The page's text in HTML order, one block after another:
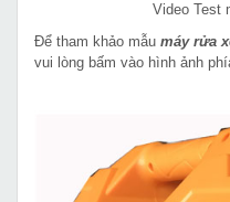
Video Test
Để tham khảo mẫu máy rửa
vui lòng bấm vào hình ảnh